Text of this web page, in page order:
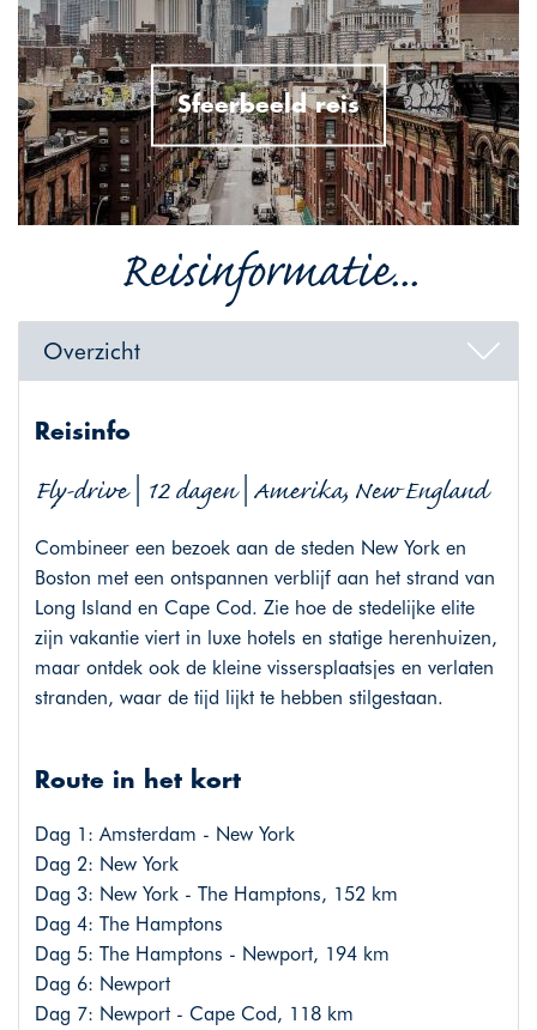
Sfeerbeeld reis
Reisinformatie...
Overzicht
Reisinfo
Fly-drive | 12 dagen | Amerika, New England
Combineer een bezoek aan de steden New York en
Boston met een ontspannen verblijf aan het strand van
Long Island en Cape Cod. Zie hoe de stedelijke elite
zijn vakantie viert in luxe hotels en statige herenhuizen,
maar ontdek ook de kleine vissersplaatsjes en verlaten
stranden, waar de tijd lijkt te hebben stilgestaan.
Route in het kort
Dag 1: Amsterdam - New York
Dag 2: New York
Dag 3: New York - The Hamptons, 152 km
Dag 4: The Hamptons
Dag 5: The Hamptons - Newport, 194 km
Dag 6: Newport
Dag 7: Newport - Cape Cod, 118 km